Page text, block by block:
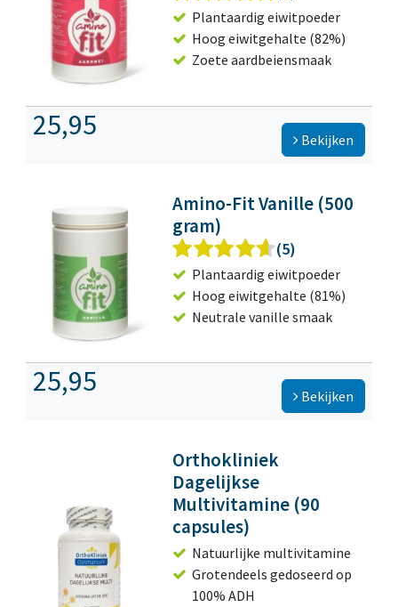
Plantaardig eiwitpoeder
Hoog eiwitgehalte (82%)
Zoete aardbeiensmaak
25,95 Bekijken
Amino-Fit Vanille (500
gram)
(5)
Plantaardig eiwitpoeder
Hoog eiwitgehalte (81%)
Neutrale vanille smaak
25,95 Bekijken
Orthokliniek
Dagelijkse
Multivitamine (90
capsules)
Natuurlijke multivitamine
Grotendeels gedoseerd op
100% ADH